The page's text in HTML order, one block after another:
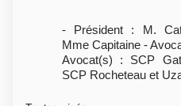
- Président : M.
Mme Capitaine -
Avocat(s) : SCP
SCP Rocheteau et